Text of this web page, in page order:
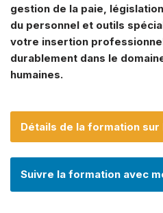
gestion de la paie,
du personnel et outils
votre insertion
durablement dans le
humaines.
Détails de la formation sur
Suivre la formation avec